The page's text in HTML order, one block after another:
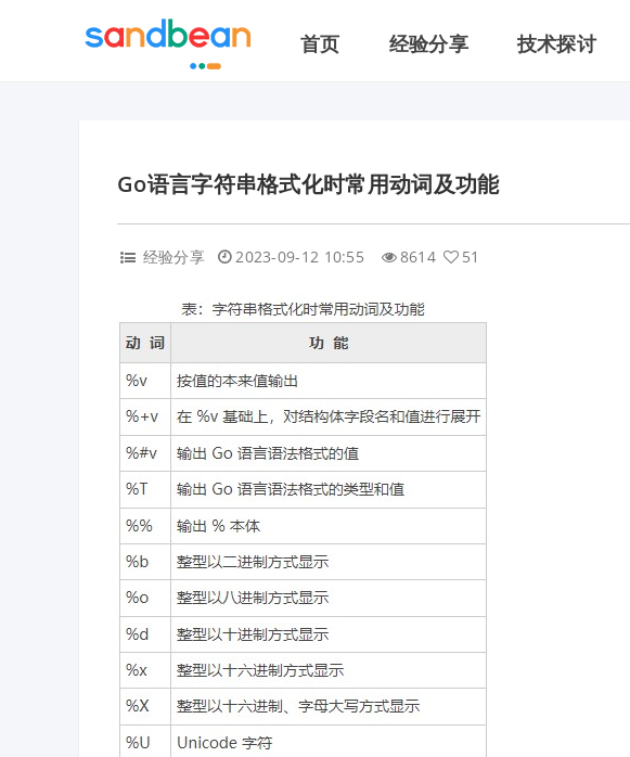
首页 经验分享 技术探讨
Go语言字符串格式化时常用动词及功能
经验分享 2023-09-12 10:55 8614 51